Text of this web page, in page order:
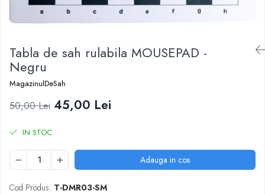
Finaluri
Instruire Generala
Lemn De Boxwood
Lemn De Carpen (hornbeam)
Piese de sah DGT
Piese De Sah Tematice Din Plastic
Piese Din Lemn
Piese Din Plastic
Tabla de sah rulabila MOUSEPAD -
Negru
MagazinulDeSah
50,00 Lei 45,00 Lei
IN STOC
Adauga in cos
Cod Produs: T-DMR03-SM